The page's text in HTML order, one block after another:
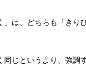
」は、どちらも「き
じというより、強調